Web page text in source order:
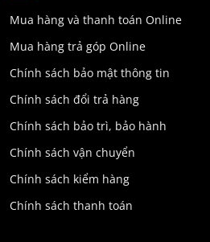
Mua hàng và thanh toán Online
Mua hàng trả góp Online
Chính sách bảo mật thông tin
Chính sách đổi trả hàng
Chính sách bảo trì, bảo hành
Chính sách vận chuyển
Chính sách kiểm hàng
Chính sách thanh toán